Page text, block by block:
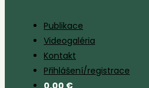
Publikace
Videogaléria
Kontakt
Přihlášení/registrace
0,00 €